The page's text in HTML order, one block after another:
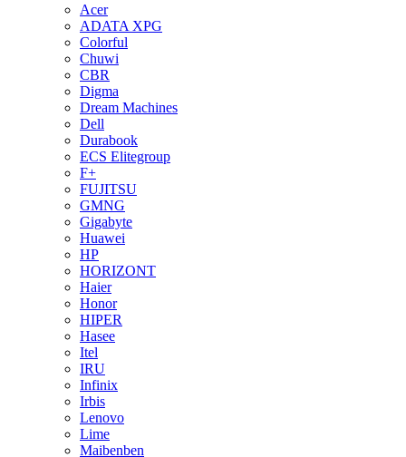
Acer
ADATA XPG
Colorful
Chuwi
CBR
Digma
Dream Machines
Dell
Durabook
ECS Elitegroup
F+
FUJITSU
GMNG
Gigabyte
Huawei
HP
HORIZONT
Haier
Honor
HIPER
Hasee
Itel
IRU
Infinix
Irbis
Lenovo
Lime
Maibenben